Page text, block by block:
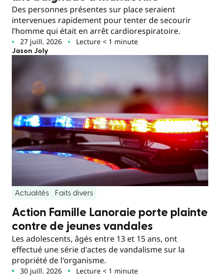
Des personnes présentes sur place seraient
intervenues rapidement pour tenter de secourir
l’homme qui était en arrêt cardiorespiratoire.
27 juill. 2026 Lecture < 1 minute
Jason Joly
Actualités Faits divers
Action Famille Lanoraie porte plainte
contre de jeunes vandales
Les adolescents, âgés entre 13 et 15 ans, ont
effectué une série d'actes de vandalisme sur la
propriété de l'organisme.
30 juill. 2026 Lecture < 1 minute